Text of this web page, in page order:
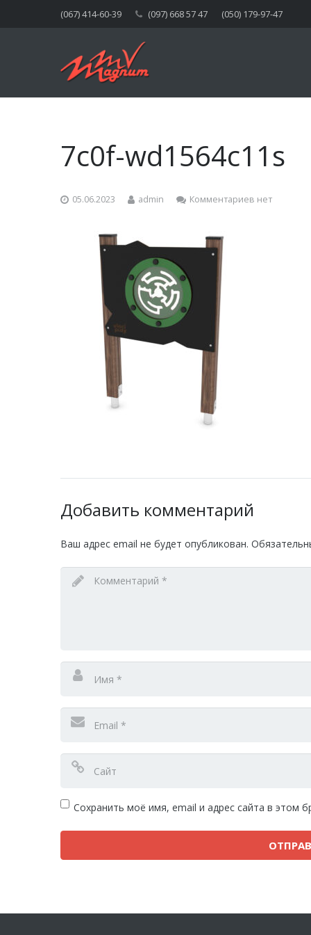
(067) 414-60-39 (097) 668 57 47 (050) 179-97-47
7c0f-wd1564c11s
05.06.2023 admin Комментариев нет
Добавить комментарий
Ваш адрес email не будет опубликован.
Сохранить моё имя, email и адрес сайта в этом